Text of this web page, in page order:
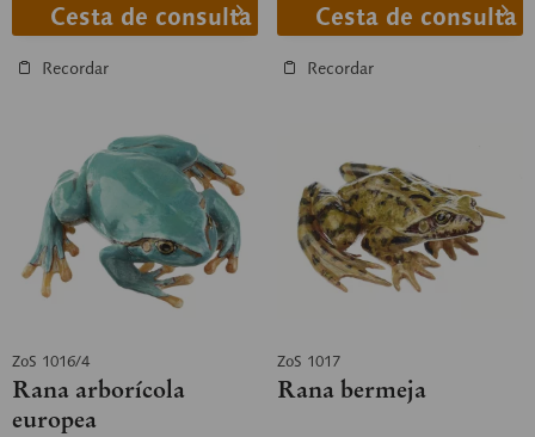
Cesta de consulta
Recordar
Cesta de consulta
Recordar
ZoS 1016/4
Rana arborícola
europea
ZoS 1017
Rana bermeja